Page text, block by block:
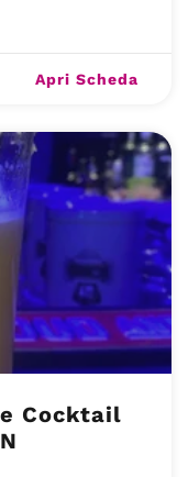
Apri Scheda
Cocktail